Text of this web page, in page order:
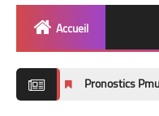
Accueil
Pronostics Pmu Quinté du